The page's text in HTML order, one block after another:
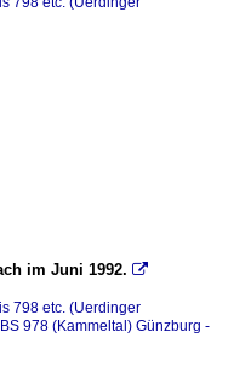
im Juni 1992. 
798 etc. (Uerdinger
978 (Kammeltal) Günzburg -